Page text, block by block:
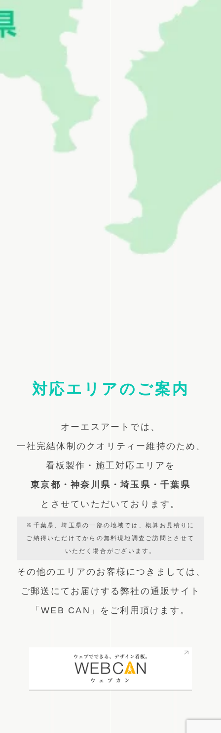
対応エリアのご案内
オーエスアートでは、
一社完結体制のクオリティー維持のため、
看板製作・施工対応エリアを
東京都・神奈川県・埼玉県・千葉県
とさせていただいております。
※千葉県、埼玉県の一部の地域では、概算お見積りに
ご納得いただけてからの無料現地調査ご訪問とさせて
いただく場合がございます。
その他のエリアのお客様につきましては、
ご郵送にてお届けする弊社の通販サイト
「WEB CAN」をご利用頂けます。